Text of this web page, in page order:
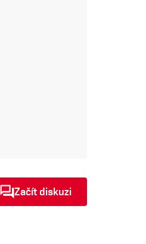
Začít diskuzi